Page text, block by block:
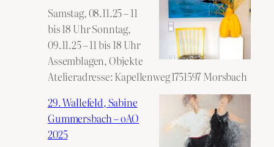
Samstag, 08.11.25 – 11
bis 18 Uhr Sonntag,
09.11.25 – 11 bis 18 Uhr
Assemblagen, Objekte
Atelieradresse: Kapellenweg 1751597 Morsbach
29. Wallefeld, Sabine
Gummersbach – oAO
2025